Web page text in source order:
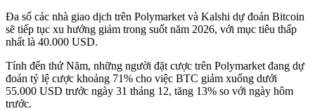
Đa số các nhà giao dịch trên Polymarket và Kalshi dự đoán Bitcoin
sẽ tiếp tục xu hướng giảm trong suốt năm 2026, với mục tiêu thấp
nhất là 40.000 USD.
Tính đến thứ Năm, những người đặt cược trên Polymarket đang dự
đoán tỷ lệ cược khoảng 71% cho việc BTC giảm xuống dưới
55.000 USD trước ngày 31 tháng 12, tăng 13% so với ngày hôm
trước.